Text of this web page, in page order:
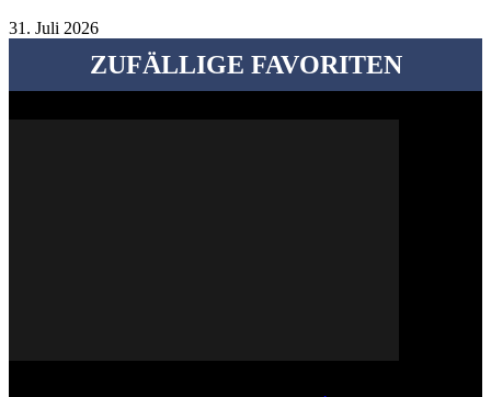
31. Juli 2026
ZUFÄLLIGE FAVORITEN